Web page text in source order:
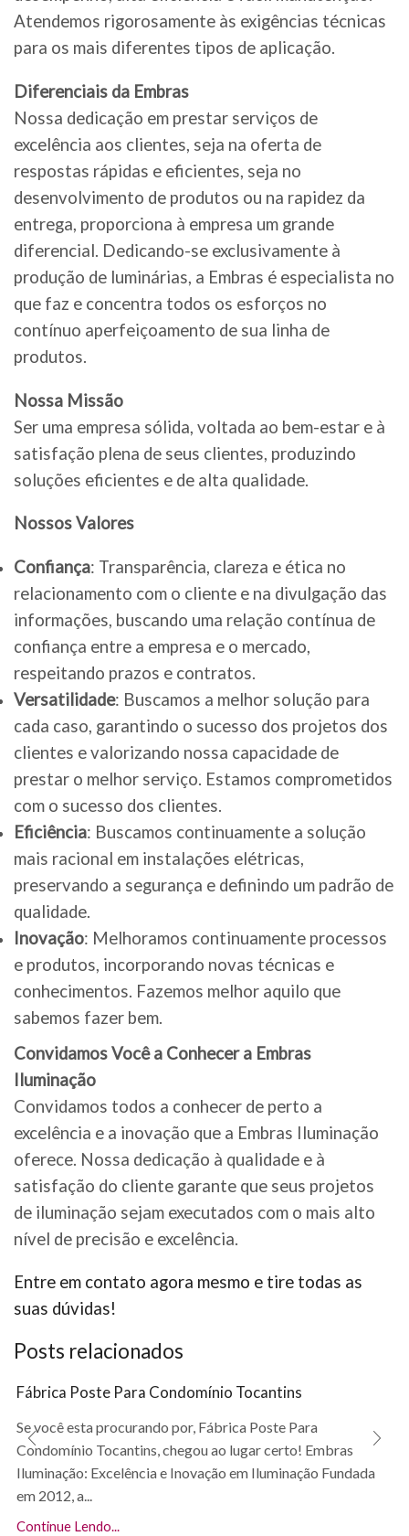
Atendemos rigorosamente às exigências técnicas
para os mais diferentes tipos de aplicação.
Diferenciais da Embras
Nossa dedicação em prestar serviços de
excelência aos clientes, seja na oferta de
respostas rápidas e eficientes, seja no
desenvolvimento de produtos ou na rapidez da
entrega, proporciona à empresa um grande
diferencial. Dedicando-se exclusivamente à
produção de luminárias, a Embras é especialista no
que faz e concentra todos os esforços no
contínuo aperfeiçoamento de sua linha de
produtos.
Nossa Missão
Ser uma empresa sólida, voltada ao bem-estar e à
satisfação plena de seus clientes, produzindo
soluções eficientes e de alta qualidade.
Nossos Valores
Confiança: Transparência, clareza e ética no
relacionamento com o cliente e na divulgação das
informações, buscando uma relação contínua de
confiança entre a empresa e o mercado,
respeitando prazos e contratos.
Versatilidade: Buscamos a melhor solução para
cada caso, garantindo o sucesso dos projetos dos
clientes e valorizando nossa capacidade de
prestar o melhor serviço. Estamos comprometidos
com o sucesso dos clientes.
Eficiência: Buscamos continuamente a solução
mais racional em instalações elétricas,
preservando a segurança e definindo um padrão de
qualidade.
Inovação: Melhoramos continuamente processos
e produtos, incorporando novas técnicas e
conhecimentos. Fazemos melhor aquilo que
sabemos fazer bem.
Convidamos Você a Conhecer a Embras
Iluminação
Convidamos todos a conhecer de perto a
excelência e a inovação que a Embras Iluminação
oferece. Nossa dedicação à qualidade e à
satisfação do cliente garante que seus projetos
de iluminação sejam executados com o mais alto
nível de precisão e excelência.
Entre em contato agora mesmo e tire todas as
suas dúvidas!
Posts relacionados
Fábrica Poste Para Condomínio Tocantins
Se você esta procurando por, Fábrica Poste Para
Condomínio Tocantins, chegou ao lugar certo! Embras
Iluminação: Excelência e Inovação em Iluminação Fundada
em 2012, a...
Continue Lendo...